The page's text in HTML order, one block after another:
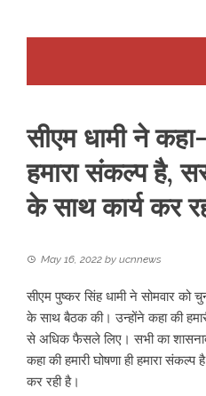
सीएम धामी ने कहा-
हमारा संकल्प है,
के साथ कार्य कर
May 16, 2022 by ucnnews
सीएम पुष्कर सिंह धामी ने सोमवार को
के साथ बैठक की। उन्होंने कहा की
से अधिक फैसले लिए। सभी का
कहा की हमारी घोषणा ही हमारा
कर रही है।